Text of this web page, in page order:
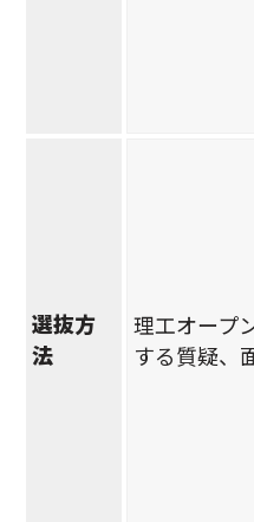
選抜方
法
理工オープ
する質疑、